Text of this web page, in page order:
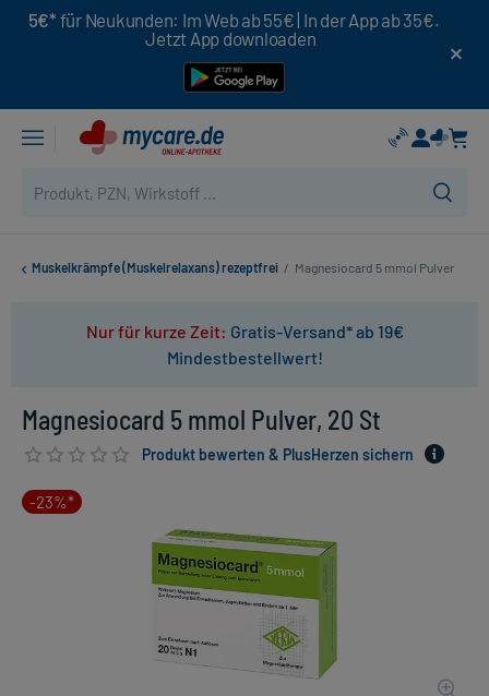
5€* für Neukunden: Im Web ab 55€ | In der App ab 35€.
Jetzt App downloaden
Muskelkrämpfe (Muskelrelaxans) rezeptfrei / Magnesiocard 5 mmol Pulver
Nur für kurze Zeit: Gratis-Versand* ab 19€
Mindestbestellwert!
Magnesiocard 5 mmol Pulver, 20 St
Produkt bewerten & PlusHerzen sichern
-23%*